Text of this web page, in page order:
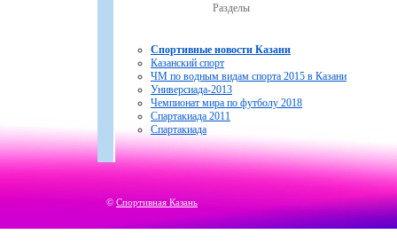
Разделы
Спортивные новости Казани
Казанский спорт
ЧМ по водным видам спорта 2015 в Казани
Универсиада-2013
Чемпионат мира по футболу 2018
Спартакиада 2011
Спартакиада
© Спортивная Казань